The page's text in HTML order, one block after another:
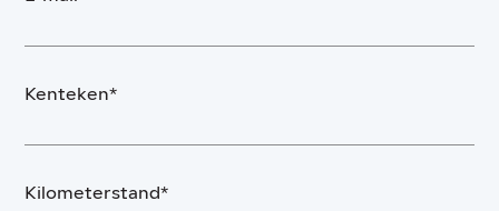
Kenteken*
Kilometerstand*